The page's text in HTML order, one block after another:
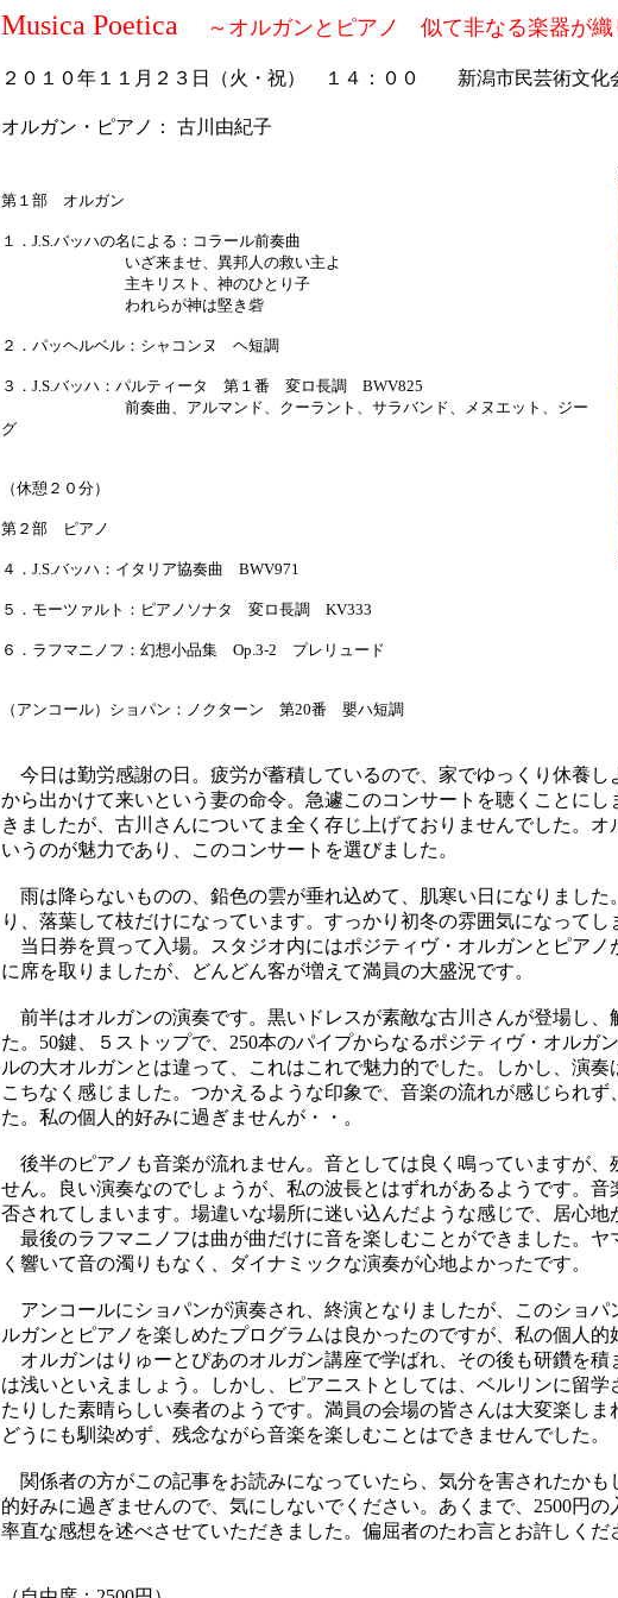
Musica Poetica ～オルガンとピアノ 似て非なる楽器が織
２０１０年１１月２３日（火・祝） １４：００ 新潟市民芸術文化
オルガン・ピアノ： 古川由紀子
第１部 オルガン
１．J.S.バッハの名による：コラール前奏曲
いざ来ませ、異邦人の救い主よ
主キリスト、神のひとり子
われらが神は堅き砦
２．パッヘルベル：シャコンヌ ヘ短調
３．J.S.バッハ：パルティータ 第１番 変ロ長調 BWV825
前奏曲、アルマンド、クーラント、サラバンド、メヌエット、ジー
グ
（休憩２０分）
第２部 ピアノ
４．J.S.バッハ：イタリア協奏曲 BWV971
５．モーツァルト：ピアノソナタ 変ロ長調 KV333
６．ラフマニノフ：幻想小品集 Op.3-2 プレリュード
（アンコール）ショパン：ノクターン 第20番 嬰ハ短調
今日は勤労感謝の日。疲労が蓄積しているので、家でゆっくり休養し
から出かけて来いという妻の命令。急遽このコンサートを聴くことに
きましたが、古川さんについてま全く存じ上げておりませんでした。オ
いうのが魅力であり、このコンサートを選びました。
雨は降らないものの、鉛色の雲が垂れ込めて、肌寒い日になりました
り、落葉して枝だけになっています。すっかり初冬の雰囲気になってし
当日券を買って入場。スタジオ内にはポジティヴ・オルガンとピアノ
に席を取りましたが、どんどん客が増えて満員の大盛況です。
前半はオルガンの演奏です。黒いドレスが素敵な古川さんが登場し、
た。50鍵、５ストップで、250本のパイプからなるポジティヴ・オルガ
ルの大オルガンとは違って、これはこれで魅力的でした。しかし、演
こちなく感じました。つかえるような印象で、音楽の流れが感じられ
た。私の個人的好みに過ぎませんが・・。
後半のピアノも音楽が流れません。音としては良く鳴っていますが、
せん。良い演奏なのでしょうが、私の波長とはずれがあるようです。
否されてしまいます。場違いな場所に迷い込んだような感じで、居心地
最後のラフマニノフは曲が曲だけに音を楽しむことができました。ヤ
く響いて音の濁りもなく、ダイナミックな演奏が心地よかったです。
アンコールにショパンが演奏され、終演となりましたが、このショパ
ルガンとピアノを楽しめたプログラムは良かったのですが、私の個人的
オルガンはりゅーとぴあのオルガン講座で学ばれ、その後も研鑽を積
は浅いといえましょう。しかし、ピアニストとしては、ベルリンに留
たりした素晴らしい奏者のようです。満員の会場の皆さんは大変楽し
どうにも馴染めず、残念ながら音楽を楽しむことはできませんでした。
関係者の方がこの記事をお読みになっていたら、気分を害されたかも
的好みに過ぎませんので、気にしないでください。あくまで、2500円
率直な感想を述べさせていただきました。偏屈者のたわ言とお許しくだ